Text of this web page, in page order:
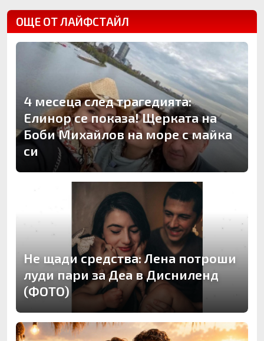
ОЩЕ ОТ ЛАЙФСТАЙЛ
4 месеца след трагедията:
Елинор се показа! Щерката на
Боби Михайлов на море с майка
си
Не щади средства: Лена потроши
луди пари за Деа в Дисниленд
(ФОТО)